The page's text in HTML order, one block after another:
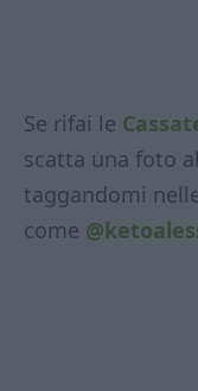
Se rifai le
scatta una foto
taggandomi
come